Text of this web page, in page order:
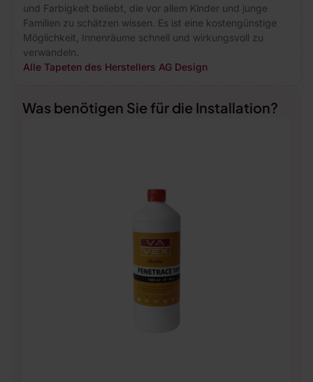
und Farbigkeit beliebt, die vor allem Kinder und junge
Familien zu schätzen wissen. Es ist eine kostengünstige
Möglichkeit, Innenräume schnell und wirkungsvoll zu
verwandeln.
Alle Tapeten des Herstellers AG Design
Was benötigen Sie für die Installation?